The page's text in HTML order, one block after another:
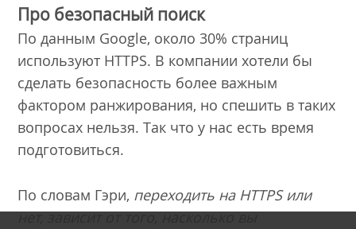
Про безопасный поиск
По данным Google, около 30% страниц
используют HTTPS. В компании хотели бы
сделать безопасность более важным
фактором ранжирования, но спешить в таких
вопросах нельзя. Так что у нас есть время
подготовиться.
По словам Гэри, переходить на HTTPS или
нет, зависит от того, насколько вы